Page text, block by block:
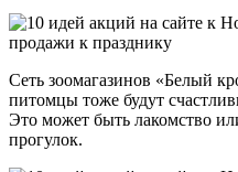
Сеть зоомагазинов «Белый
питомцы тоже будут
Это может быть лакомство
прогулок.